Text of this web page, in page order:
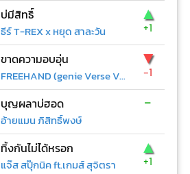
บ่มีสิทธิ์
ธีร์ T-REX x หยุด สาละวัน
▲
+1
ขาดความอบอุ่น
FREEHAND (genie Verse Vol.1)
▼
-1
บุญผลาบ่ฮอด
อ้ายแมน ภิสิทธิ์พงษ์
-
ทิ้งกันไม่ได้หรอก
แจ๊ส สปุ๊กนิค ft.เกมส์ สุจิตรา
▲
+1